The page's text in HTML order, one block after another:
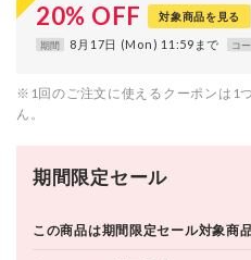
20% OFF 対象商品を見る
期間 8月17日 (Mon) 11:59まで コ
※1回のご注文に使えるクーポンは1
ん。
期間限定セール
この商品は期間限定セール対象商品